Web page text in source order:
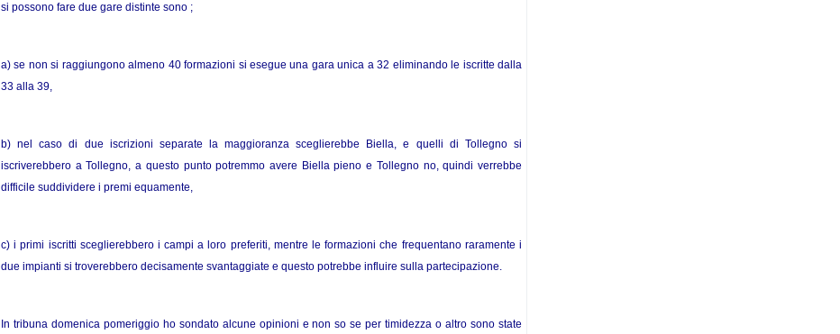
si possono fare due gare distinte sono ;
a) se non si raggiungono almeno 40 formazioni si esegue una gara unica a 32 eliminando le iscritte dalla
33 alla 39,
b) nel caso di due iscrizioni separate la maggioranza sceglierebbe Biella, e quelli di Tollegno si
iscriverebbero a Tollegno, a questo punto potremmo avere Biella pieno e Tollegno no, quindi verrebbe
difficile suddividere i premi equamente,
c) i primi iscritti sceglierebbero i campi a loro preferiti, mentre le formazioni che frequentano raramente i
due impianti si troverebbero decisamente svantaggiate e questo potrebbe influire sulla partecipazione.
In tribuna domenica pomeriggio ho sondato alcune opinioni e non so se per timidezza o altro sono state